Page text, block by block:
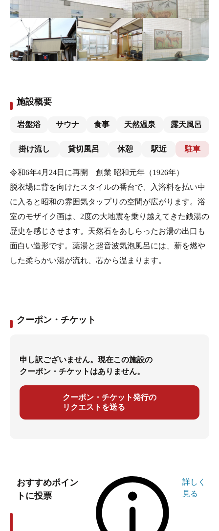
施設概要
岩盤浴 サウナ 食事 天然温泉 露天風呂
掛け流し 貸切風呂 休憩 駅近 駐車
令和6年4月24日に再開 創業 昭和元年（1926年）
脱衣場に背を向けたスタイルの番台で、入浴料を払い中
に入ると昭和の雰囲気タップリの空間が広がります。浴
室のモザイク画は、2度の大地震を乗り越えてきた銭湯の
歴史を感じさせます。天然石をあしらったお湯の出口も
面白い造形です。薬湯と超音波気泡風呂には、薪を燃や
した柔らかい湯が流れ、芯から温まります。
クーポン・チケット
申し訳ございません。現在この施設の
クーポン・チケットはありません。
クーポン・チケット発行の
リクエストを送る
おすすめポイン
トに投票
詳しく
見る